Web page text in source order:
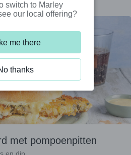
met pompoenpitten
switch to Marley
our local offering?
me there
thanks